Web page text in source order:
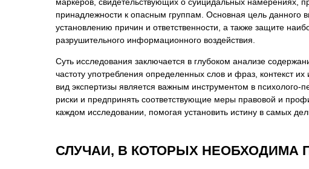
Пожарно-техническая
Психиатрическая
Рецензия на экспертное
Фоноскопическая
Экономическая
принадлежности к опасным группам. Основная цель данного
установлению причин и ответственности, а также защите
разрушительного информационного воздействия.
Суть исследования заключается в глубоком анализе
частоту употребления определенных слов и фраз, контекст
вид экспертизы является важным инструментом в психолого-
риски и предпринять соответствующие меры правовой и
каждом исследовании, помогая установить истину в самых
СЛУЧАИ, В КОТОРЫХ НЕОБХОДИМА